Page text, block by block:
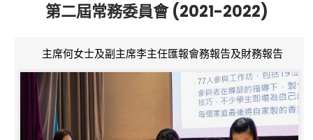
第二屆常務委員會 (2021-2022)
主席何女士及副主席李主任匯報會務報告及財務報告